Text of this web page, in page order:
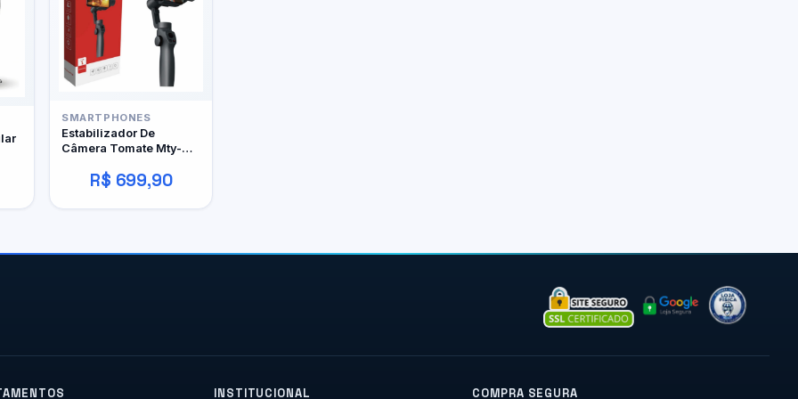
SMARTPHONES
Estabilizador De
Câmera Tomate Mty-
R$ 699,90
INSTITUCIONAL COMPRA SEGURA